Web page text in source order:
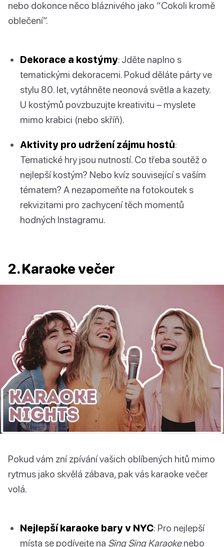
nebo dokonce něco bláznivého jako “Cokoli kromě
oblečení”.
Dekorace a kostýmy: Jděte naplno s
tematickými dekoracemi. Pokud děláte párty ve
stylu 80. let, vytáhněte neonová světla a kazety.
U kostýmů povzbuzujte kreativitu – myslete
mimo krabici (nebo skříň).
Aktivity pro udržení zájmu hostů:
Tematické hry jsou nutností. Co třeba soutěž o
nejlepší kostým? Nebo kvíz související s vaším
tématem? A nezapomeňte na fotokoutek s
rekvizitami pro zachycení těch momentů
hodných Instagramu.
2. Karaoke večer
Pokud vám zní zpívání vašich oblíbených hitů mimo
rytmus jako skvělá zábava, pak vás karaoke večer
volá.
Nejlepší karaoke bary v NYC: Pro nejlepší
místa se podívejte na Sing Sing Karaokenebo